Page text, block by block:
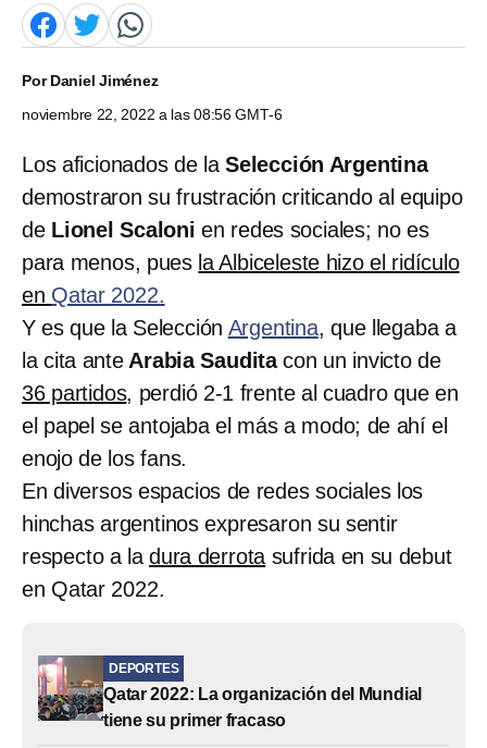
PorDaniel Jiménez
noviembre 22, 2022 a las 08:56 GMT-6
Los aficionados de la Selección Argentina
demostraron su frustración criticando al equipo
de Lionel Scalonien redes sociales; no es
para menos, pues la Albiceleste hizo el ridículo
en Qatar 2022.
Y es que la Selección Argentina, que llegaba a
la cita anteArabia Sauditacon un invicto de
36 partidos, perdió 2-1 frente al cuadro que en
el papel se antojaba el más a modo; de ahí el
enojo de los fans.
En diversos espacios de redes sociales los
hinchas argentinos expresaron su sentir
respecto a ladura derrota sufrida en su debut
en Qatar 2022.
DEPORTES
Qatar 2022: La organización del Mundial
tiene su primer fracaso